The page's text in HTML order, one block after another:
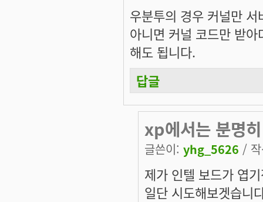
우분투의 경우 커널만
아니면 커널 코드만 받
해도 됩니다.
답글
xp에서는 분명
글쓴이: yhg_5626 /
제가 인텔 보드가 엽
일단 시도해보겟습니